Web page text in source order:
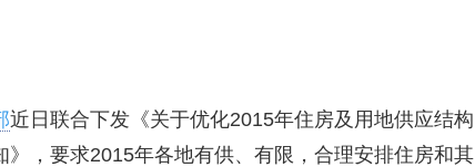
近日联合下发《关于优化2015年住房及用地供应结构
，要求2015年各地有供、有限，合理安排住房和其